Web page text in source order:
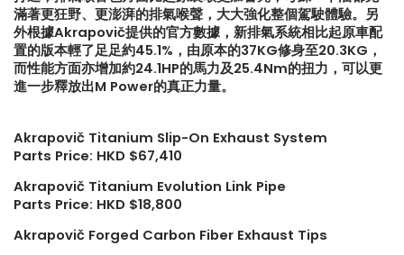
滿著更狂野、更澎湃的排氣喉聲，大大強化整個駕駛體驗。另
外根據Akrapovič提供的官方數據，新排氣系統相比起原車配
置的版本輕了足足約45.1%，由原本的37KG修身至20.3KG，
而性能方面亦增加約24.1HP的馬力及25.4Nm的扭力，可以更
進一步釋放出M Power的真正力量。
Akrapovič Titanium Slip-On Exhaust System
Parts Price: HKD $67,410
Akrapovič Titanium Evolution Link Pipe
Parts Price: HKD $18,800
Akrapovič Forged Carbon Fiber Exhaust Tips